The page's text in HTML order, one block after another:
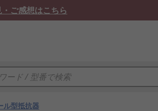
・ご感想はこちら
ル型抵抗器